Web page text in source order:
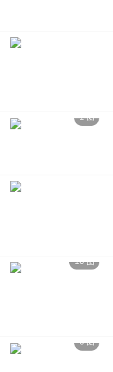
1 图
10 图
6 图